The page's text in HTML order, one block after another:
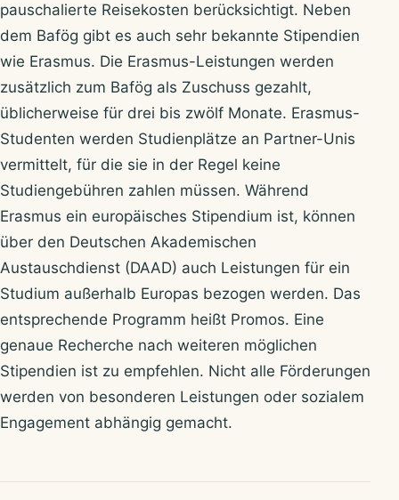
pauschalierte Reisekosten berücksichtigt. Neben
dem Bafög gibt es auch sehr bekannte Stipendien
wie Erasmus. Die Erasmus-Leistungen werden
zusätzlich zum Bafög als Zuschuss gezahlt,
üblicherweise für drei bis zwölf Monate. Erasmus-
Studenten werden Studienplätze an Partner-Unis
vermittelt, für die sie in der Regel keine
Studiengebühren zahlen müssen. Während
Erasmus ein europäisches Stipendium ist, können
über den Deutschen Akademischen
Austauschdienst (DAAD) auch Leistungen für ein
Studium außerhalb Europas bezogen werden. Das
entsprechende Programm heißt Promos. Eine
genaue Recherche nach weiteren möglichen
Stipendien ist zu empfehlen. Nicht alle Förderungen
werden von besonderen Leistungen oder sozialem
Engagement abhängig gemacht.